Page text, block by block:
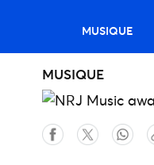
MUSIQUE
MUSIQUE